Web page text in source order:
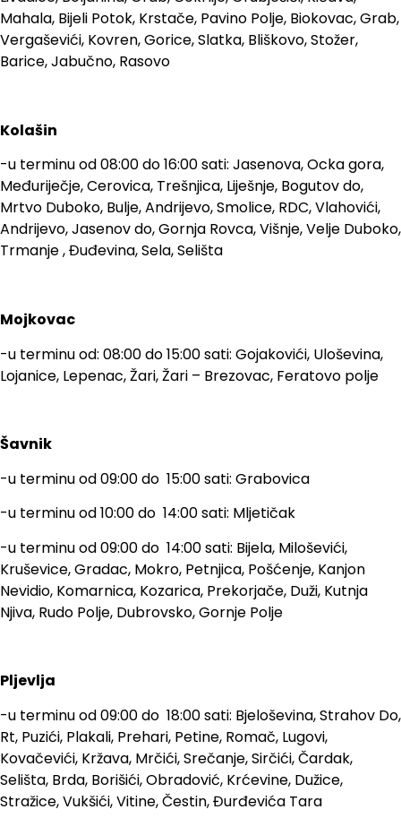
Mahala, Bijeli Potok, Krstače, Pavino Polje, Biokovac, Grab,
Vergaševići, Kovren, Gorice, Slatka, Bliškovo, Stožer,
Barice, Jabučno, Rasovo
Kolašin
-u terminu od 08:00 do 16:00 sati: Jasenova, Ocka gora,
Međuriječje, Cerovica, Trešnjica, Liješnje, Bogutov do,
Mrtvo Duboko, Bulje, Andrijevo, Smolice, RDC, Vlahovići,
Andrijevo, Jasenov do, Gornja Rovca, Višnje, Velje Duboko,
Trmanje , Đuđevina, Sela, Selišta
Mojkovac
-u terminu od: 08:00 do 15:00 sati: Gojakovići, Uloševina,
Lojanice, Lepenac, Žari, Žari – Brezovac, Feratovo polje
Šavnik
-u terminu od 09:00 do 15:00 sati: Grabovica
-u terminu od 10:00 do 14:00 sati: Mljetičak
-u terminu od 09:00 do 14:00 sati: Bijela, Miloševići,
Kruševice, Gradac, Mokro, Petnjica, Pošćenje, Kanjon
Nevidio, Komarnica, Kozarica, Prekorjače, Duži, Kutnja
Njiva, Rudo Polje, Dubrovsko, Gornje Polje
Pljevlja
-u terminu od 09:00 do 18:00 sati: Bjeloševina, Strahov Do,
Rt, Puzići, Plakali, Prehari, Petine, Romač, Lugovi,
Kovačevići, Kržava, Mrčići, Srečanje, Sirčići, Čardak,
Selišta, Brda, Borišići, Obradović, Krćevine, Dužice,
Stražice, Vukšići, Vitine, Čestin, Đurđevića Tara